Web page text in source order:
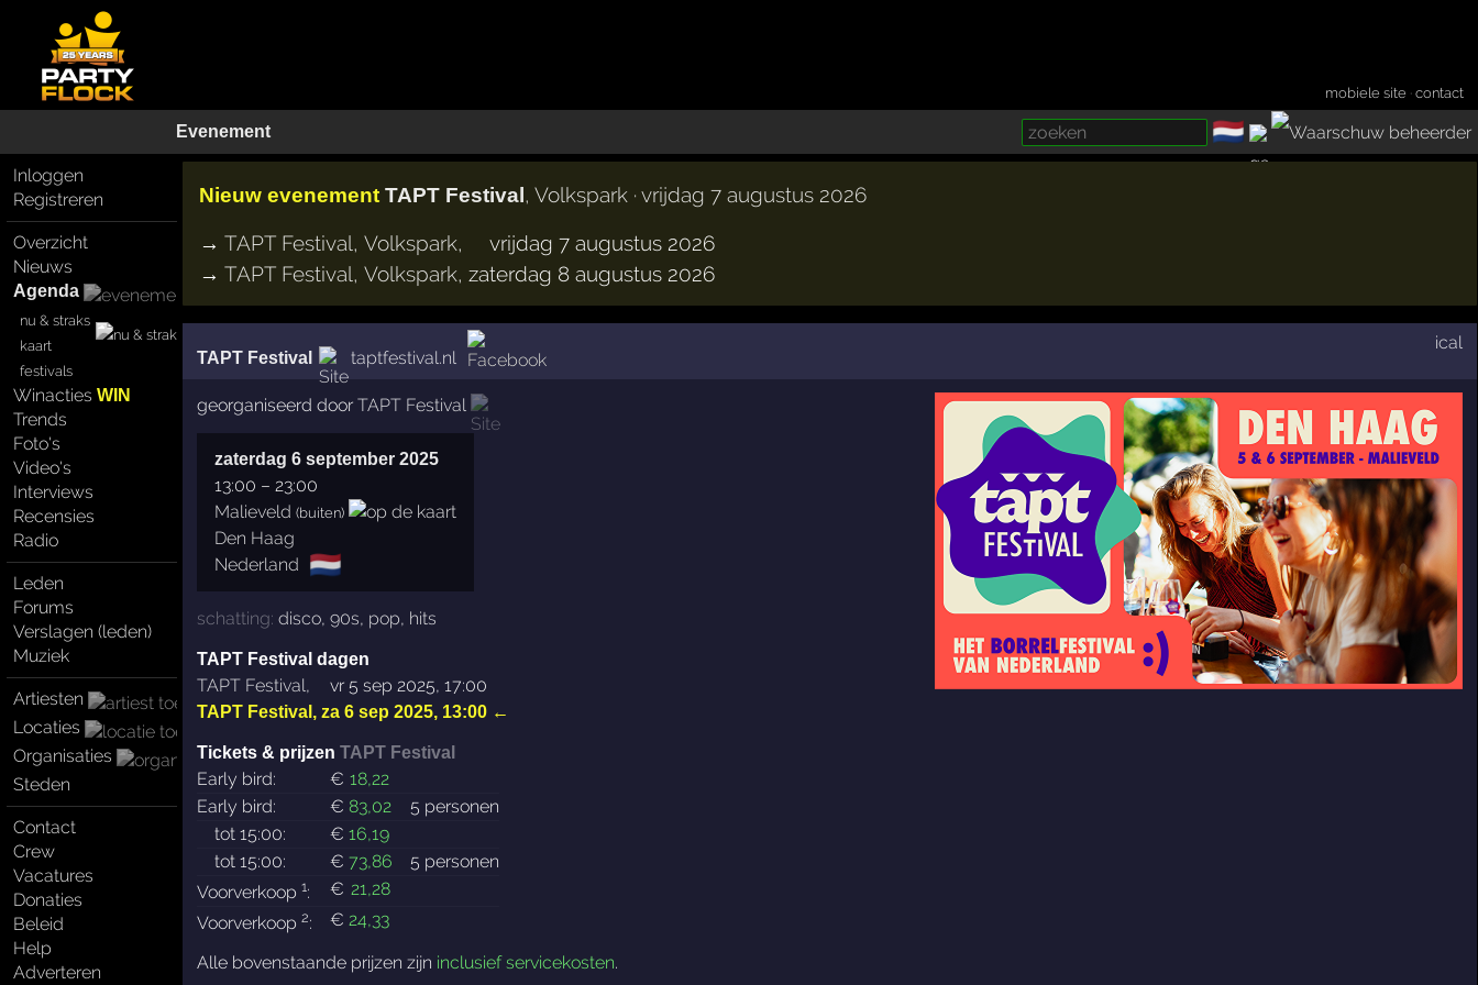
mobiele site ·contact
Evenement 🇳🇱
Inloggen
Registreren
Overzicht
Nieuws
Agenda
nu & straks
kaart
festivals
WinactiesWIN
Trends
Foto's
Video's
Interviews
Recensies
Radio
Leden
Forums
Verslagen (leden)
Muziek
Artiesten
Locaties
Organisaties
Steden
Contact
Crew
Vacatures
Donaties
Beleid
Help
Adverteren
Nieuw evenement TAPT Festival, Volkspark · vrijdag 7 augustus 2026
→TAPT Festival,Volkspark,
vrijdag 7 augustus 2026
→TAPT Festival,Volkspark,zaterdag 8 augustus 2026
TAPT Festival taptfestival.nl
ical
georganiseerd door TAPT Festival
zaterdag 6 september 2025
13:00 – 23:00
Malieveld (buiten)
Den Haag
Nederland 🇳🇱
schatting: disco, 90s, pop, hits
TAPT Festival dagen
TAPT Festival, vr 5 sep 2025, 17:00
TAPT Festival , za 6 sep 2025, 13:00←
Tickets & prijzen TAPT Festival
Early bird: € 18,22
Early bird:
€ 83,02
5 personen
tot 15:00:
€ 16,19
tot 15:00:
€ 73,86
5 personen
Voorverkoop 1: € 21,28
Voorverkoop 2: € 24,33
Alle bovenstaande prijzen zijn inclusief servicekosten.